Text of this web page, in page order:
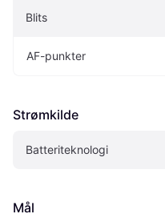
Blits
AF-punkter
Strømkilde
Batteriteknologi
Mål